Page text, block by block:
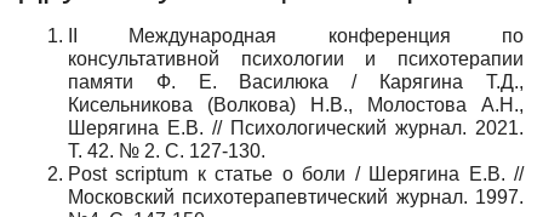
II Международная конференция по
консультативной психологии и психотерапии
памяти Ф. Е. Василюка / Карягина Т.Д.,
Кисельникова (Волкова) Н.В., Молостова А.Н.,
Шерягина Е.В. // Психологический журнал. 2021.
Т. 42. № 2. С. 127-130.
Post scriptum к статье о боли / Шерягина Е.В. //
Московский психотерапевтический журнал. 1997.